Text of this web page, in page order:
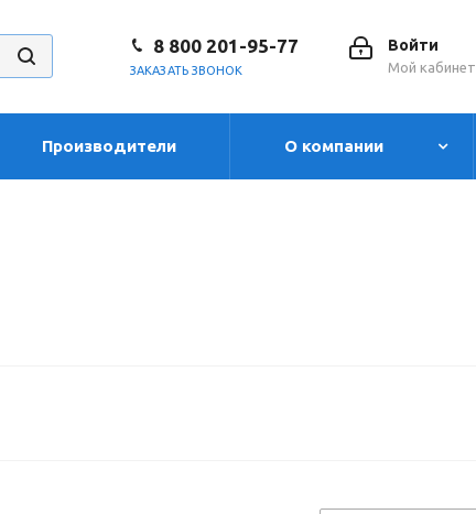
Войти
Мой кабинет
8 800 201-95-77
ЗАКАЗАТЬ ЗВОНОК
Производители О компании